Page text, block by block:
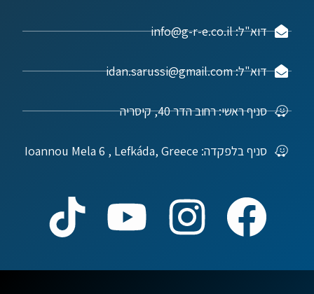
דוא"ל: info@g-r-e.co.il
דוא"ל: idan.sarussi@gmail.com
סניף ראשי: רחוב הדר 40, קיסריה
סניף בלפקדה: Ioannou Mela 6 , Lefkáda, Greece